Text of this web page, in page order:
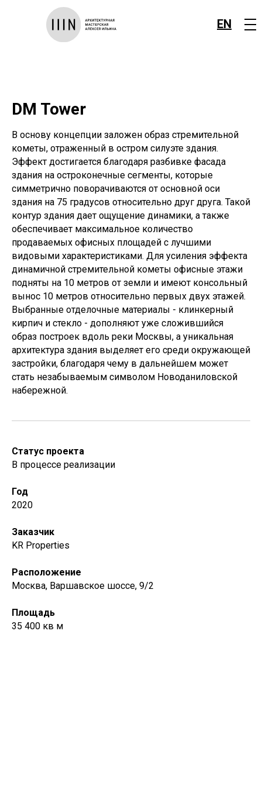
EN
DM Tower
В основу концепции заложен образ стремительной
кометы, отраженный в остром силуэте здания.
Эффект достигается благодаря разбивке фасада
здания на остроконечные сегменты, которые
симметрично поворачиваются от основной оси
здания на 75 градусов относительно друг друга. Такой
контур здания дает ощущение динамики, а также
обеспечивает максимальное количество
продаваемых офисных площадей с лучшими
видовыми характеристиками. Для усиления эффекта
динамичной стремительной кометы офисные этажи
подняты на 10 метров от земли и имеют консольный
вынос 10 метров относительно первых двух этажей.
Выбранные отделочные материалы - клинкерный
кирпич и стекло - дополняют уже сложившийся
образ построек вдоль реки Москвы, а уникальная
архитектура здания выделяет его среди окружающей
застройки, благодаря чему в дальнейшем может
стать незабываемым символом Новоданиловской
набережной.
Cтатус проекта
В процессе реализации
Год
2020
Заказчик
KR Properties
Расположение
Москва, Варшавское шоссе, 9/2
Площадь
35 400 кв м